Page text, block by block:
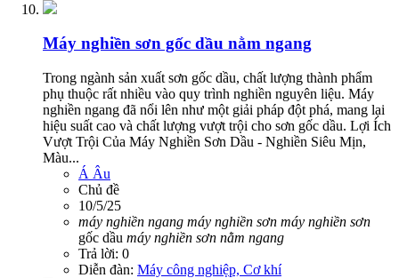
Máy nghiền sơn gốc dầu nằm ngang
Trong ngành sản xuất sơn gốc dầu, chất lượng thành phẩm
phụ thuộc rất nhiều vào quy trình nghiền nguyên liệu. Máy
nghiền ngang đã nổi lên như một giải pháp đột phá, mang lại
hiệu suất cao và chất lượng vượt trội cho sơn gốc dầu. Lợi Ích
Vượt Trội Của Máy Nghiền Sơn Dầu - Nghiền Siêu Mịn,
Màu...
Á Âu
Chủ đề
10/5/25
máy nghiền ngang máy nghiền sơn máy nghiền sơn
gốc dầu máy nghiền sơn nằm ngang
Trả lời: 0
Diễn đàn: Máy công nghiệp, Cơ khí